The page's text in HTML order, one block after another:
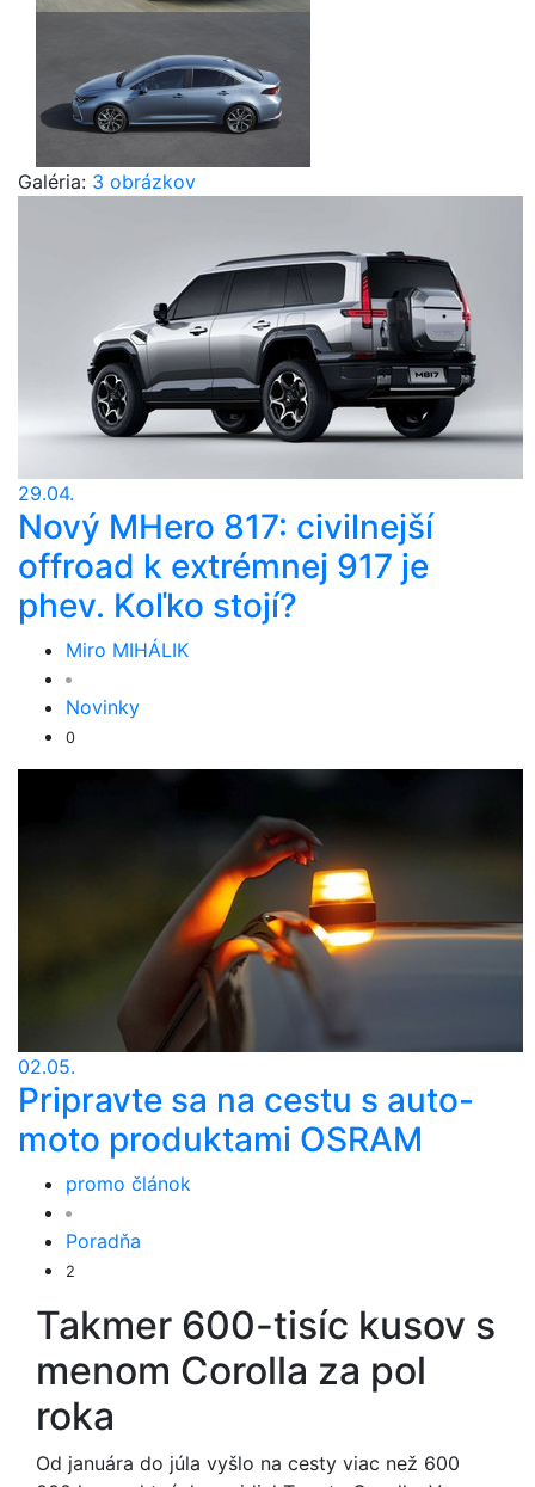
Galéria: 3 obrázkov
29.04.
Nový MHero 817: civilnejší
offroad k extrémnej 917 je
phev. Koľko stojí?
Miro MIHÁLIK
Novinky
0
02.05.
Pripravte sa na cestu s auto-
moto produktami OSRAM
promo článok
Poradňa
2
Takmer 600-tisíc kusov s
menom Corolla za pol
roka
Od januára do júla vyšlo na cesty viac než 600